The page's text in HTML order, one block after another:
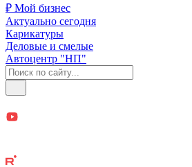
₽ Мой бизнес
Актуально сегодня
Карикатуры
Деловые и смелые
Автоцентр "НП"